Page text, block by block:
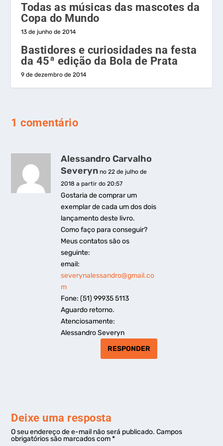
Todas as músicas das mascotes da
Copa do Mundo
13 de junho de 2014
Bastidores e curiosidades na festa
da 45ª edição da Bola de Prata
9 de dezembro de 2014
1 comentário
Alessandro Carvalho
Severyn no 22 de julho de
2018 a partir do 20:57
Gostaria de comprar um
exemplar de cada um dos dois
lançamento deste livro.
Como faço para conseguir?
Meus contatos são os
seguinte:
email:
severynalessandro@gmail.co
m
Fone: (51) 99935 5113
Aguardo retorno.
Atenciosamente:
Alessandro Severyn
RESPONDER
Deixe uma resposta
O seu endereço de e-mail não será publicado. Campos
obrigatórios são marcados com*